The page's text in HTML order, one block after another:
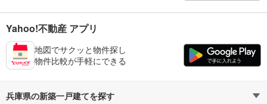
Yahoo!不動産 アプリ
地図でサクッと物件探し
物件比較が手軽にできる
兵庫県の新築一戸建てを探す